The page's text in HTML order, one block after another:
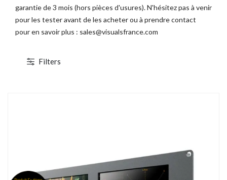
S35 4.5K - Monture PL
DÉSTOCKAGE
Kit 1 émetteur / 1 récepteur vidéo sans fil
4K HDR Full Duplex 300m / 12G-SDI &
HDMI 2.0
garantie de 3 mois (hors pièces d'usures). N'hésitez pas à venir
pour les tester avant de les acheter ou à prendre contact
pour en savoir plus : sales@visualsfrance.com
Filters